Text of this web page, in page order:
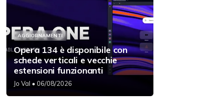
AGGIORNAMENTI
Opera 134 è disponibile con
schede verticali e vecchie
estensioni funzionanti
Jo Val • 06/08/2026